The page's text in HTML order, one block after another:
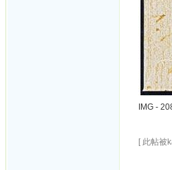
IMG -
[ 此帖被